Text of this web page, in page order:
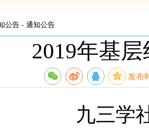
公告 - 通知公告
2019年基
发布
九三学